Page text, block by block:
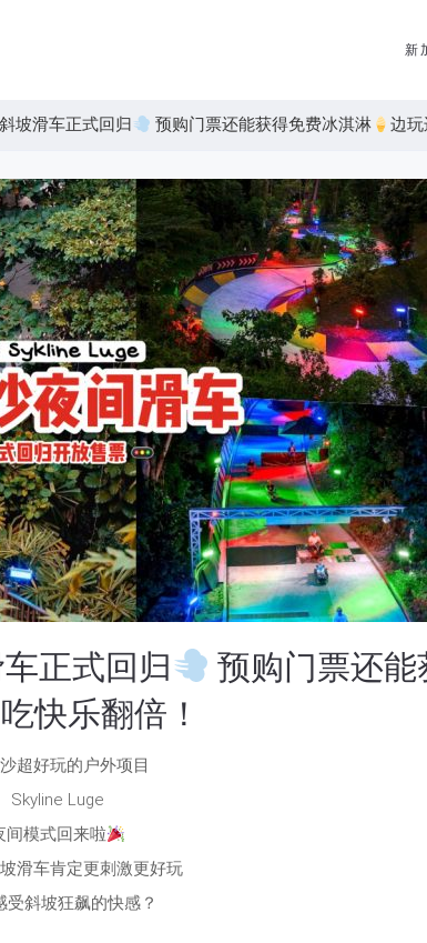
新
坡滑车正式回归 预购门票还能获得免费冰淇淋 边玩
正式回归
预购门票还能
快乐翻倍！
超好玩的户外项目
Skyline Luge
间模式回来啦
滑车肯定更刺激更好玩
受斜坡狂飙的快感？